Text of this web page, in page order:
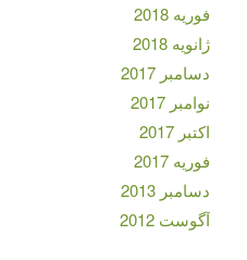
فوریه 2018
ژانویه 2018
دسامبر 2017
نوامبر 2017
اکتبر 2017
فوریه 2017
دسامبر 2013
آگوست 2012